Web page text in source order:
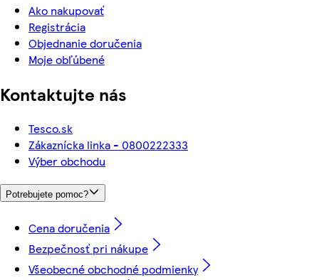
Ako nakupovať
Registrácia
Objednanie doručenia
Moje obľúbené
Kontaktujte nás
Tesco.sk
Zákaznícka linka - 0800222333
Výber obchodu
Potrebujete pomoc?
Cena doručenia
Bezpečnosť pri nákupe
Všeobecné obchodné podmienky